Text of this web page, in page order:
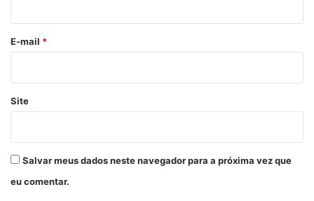
*
E-mail *
Site
Salvar meus dados neste navegador para a próxima vez que
eu comentar.